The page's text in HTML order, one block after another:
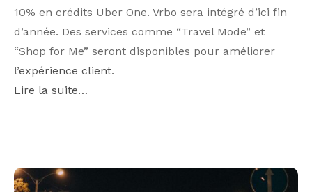
10% en crédits Uber One. Vrbo sera intégré d’ici fin
d’année. Des services comme “Travel Mode” et
“Shop for Me” seront disponibles pour améliorer
l’expérience client.
Lire la suite…